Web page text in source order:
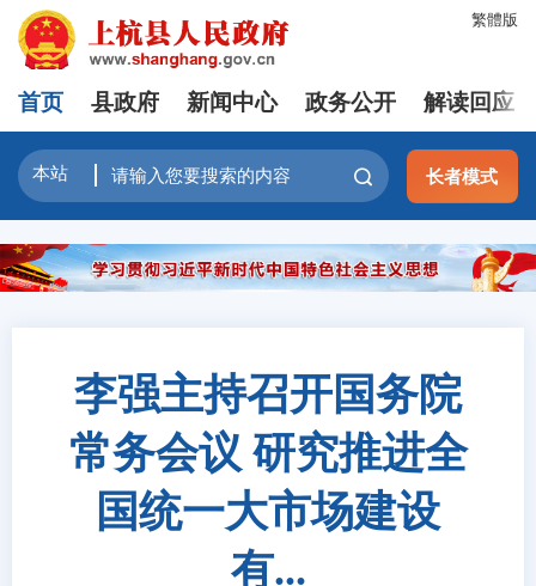
繁體版
首页 县政府 新闻中心 政务公开 解读回应
长者模式
李强主持召开国务院
常务会议 研究推进全
国统一大市场建设
有...